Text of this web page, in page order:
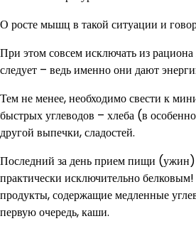
О росте мышц в такой ситуации и
При этом совсем исключать из
следует – ведь именно они дают
Тем не менее, необходимо свести к
быстрых углеводов – хлеба (в
другой выпечки, сладостей.
Последний за день прием пищи
практически исключительно белковым!
продукты, содержащие медленные
первую очередь, каши.